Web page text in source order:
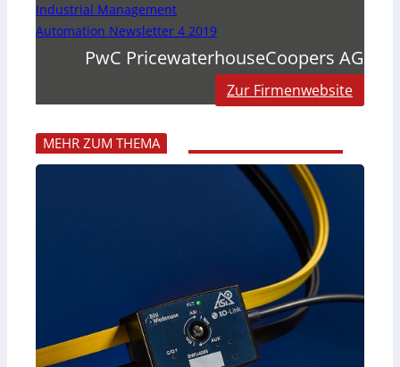
Industrial Management
Automation Newsletter 4 2019
PwC PricewaterhouseCoopers AG
Zur Firmenwebsite
MEHR ZUM THEMA